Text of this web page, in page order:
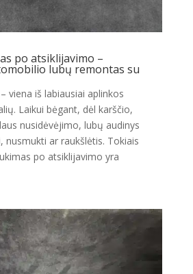
po atsiklijavimo –
lubų remontas su
viena iš labiausiai aplinkos
Laikui bėgant, dėl karščio,
nusidėvėjimo, lubų audinys
nusmukti ar raukšlėtis. Tokiais
po atsiklijavimo yra